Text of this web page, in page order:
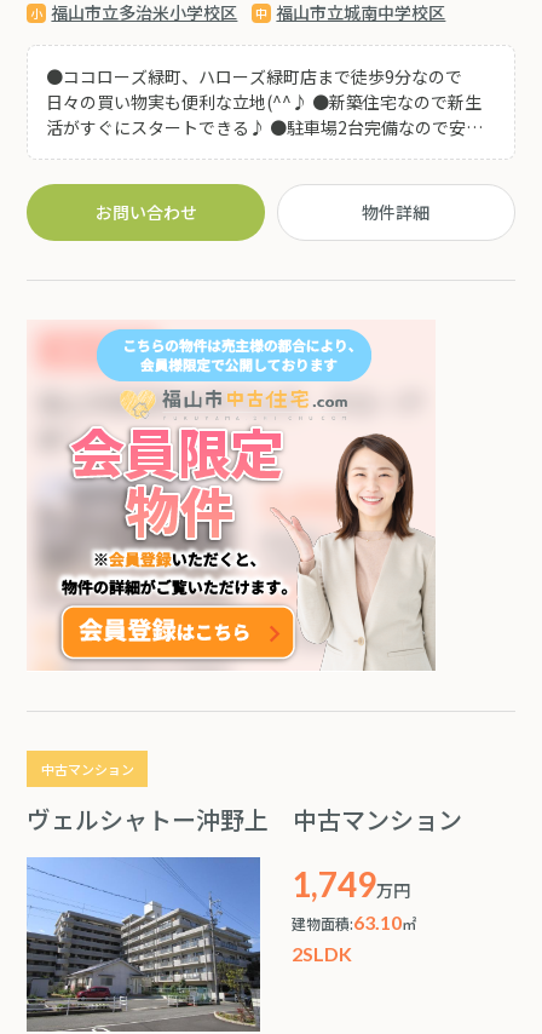
福山市立多治米小学校区 福山市立城南中学校区
●ココローズ緑町、ハローズ緑町店まで徒歩9分なので
日々の買い物実も便利な立地(^^♪ ●新築住宅なので新生
活がすぐにスタートできる♪ ●駐車場2台完備なので安心
お問い合わせ 物件詳細
中古マンション
ヴェルシャトー沖野上 中古マンション
1,749万円
建物面積:63.10㎡
2SLDK